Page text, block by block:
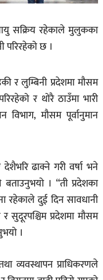
सक्रिय रहेकाले मुलुकका
परिरहेको छ ।
र लुम्बिनी प्रदेशमा मौसम
र थोरै ठाउँमा भारी
विभाग, मौसम पूर्वानुमान
ढाक्ने गरी वर्षा भने
। “ती प्रदेशका
रहेकाले दुई दिन सावधानी
सुदूरपश्चिम प्रदेशमा मौसम
।
व्यवस्थापन प्राधिकरणले